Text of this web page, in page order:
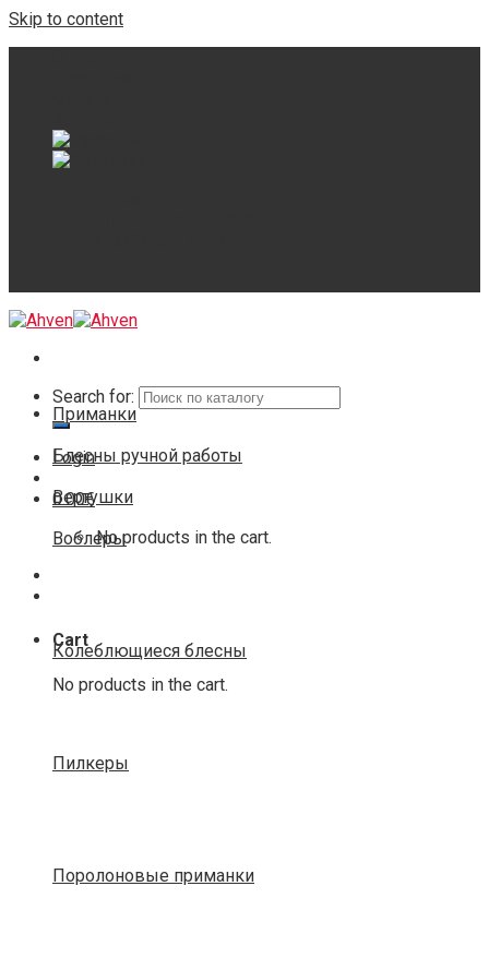
Skip to content
Search for:
Login
0.00€
No products in the cart.
Cart
No products in the cart.
Приманки
Блесны ручной работы
Вертушки
Воблеры
Колеблющиеся блесны
Пилкеры
Поролоновые приманки